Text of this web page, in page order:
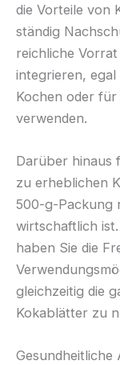
die Vorteile von
ständig
reichliche
integrieren,
Kochen oder
verwenden.
Darüber hinaus
zu erheblichen
500-g-Packung
wirtschaftlich
haben Sie die
gleichzeitig die
Kokablätter zu
Gesundheitliche